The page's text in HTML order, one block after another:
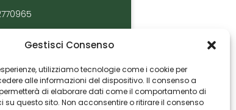
Gestisci Consenso
utilizziamo tecnologie come i cookie per
alle informazioni del dispositivo. Il consenso a
di elaborare dati come il comportamento di
su questo sito. Non acconsentire o ritirare il consenso